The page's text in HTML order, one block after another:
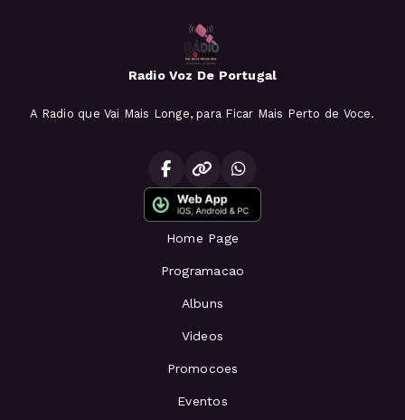
Radio Voz De Portugal
A Radio que Vai Mais Longe, para Ficar Mais Perto de Voce.
Home Page
Programacao
Albuns
Videos
Promocoes
Eventos